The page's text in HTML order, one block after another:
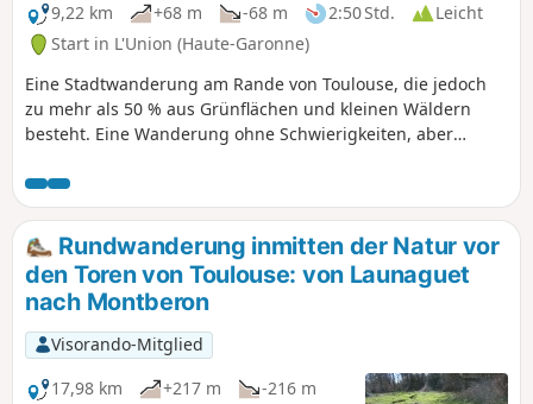
9,22 km
+68 m -68 m 2:50 Std.
Leicht
Start in L'Union (Haute-Garonne)
Eine Stadtwanderung am Rande von Toulouse, die jedoch
zu mehr als 50 % aus Grünflächen und kleinen Wäldern
besteht. Eine Wanderung ohne Schwierigkeiten, aber
Rundwanderung inmitten der Natur vor
den Toren von Toulouse: von Launaguet
nach Montberon
Visorando-Mitglied
17,98 km
+217 m
-216 m